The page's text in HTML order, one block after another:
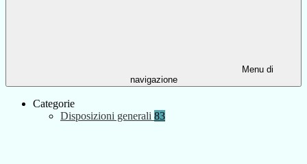
Menu di
navigazione
Categorie
Disposizioni generali 83